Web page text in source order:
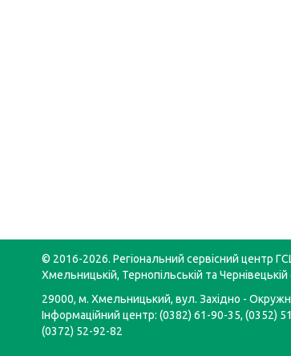
© 2016-2026. Регіональний сервісний центр
Хмельницькій, Тернопільській та
29000, м. Хмельницький, вул. Західно -
Інформаційний центр: (0382) 61-90-35, (0352)
(0372) 52-92-82